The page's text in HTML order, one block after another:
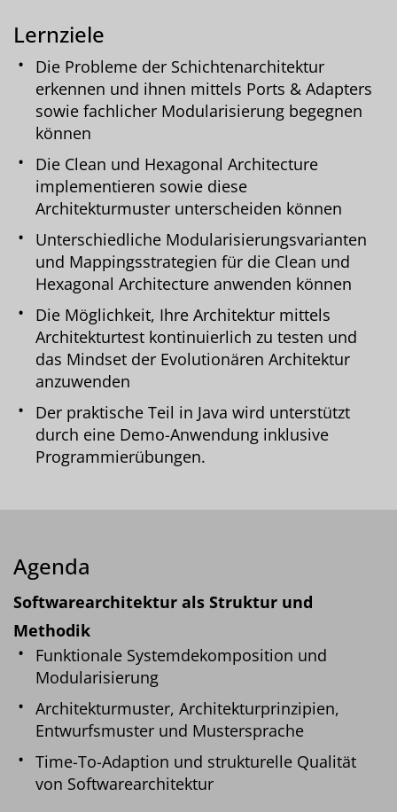
Lernziele
Die Probleme der Schichtenarchitektur
erkennen und ihnen mittels Ports & Adapters
sowie fachlicher Modularisierung begegnen
können
Die Clean und Hexagonal Architecture
implementieren sowie diese
Architekturmuster unterscheiden können
Unterschiedliche Modularisierungsvarianten
und Mappingsstrategien für die Clean und
Hexagonal Architecture anwenden können
Die Möglichkeit, Ihre Architektur mittels
Architekturtest kontinuierlich zu testen und
das Mindset der Evolutionären Architektur
anzuwenden
Der praktische Teil in Java wird unterstützt
durch eine Demo-Anwendung inklusive
Programmierübungen.
Agenda
Softwarearchitektur als Struktur und
Methodik
Funktionale Systemdekomposition und
Modularisierung
Architekturmuster, Architekturprinzipien,
Entwurfsmuster und Mustersprache
Time-To-Adaption und strukturelle Qualität
von Softwarearchitektur